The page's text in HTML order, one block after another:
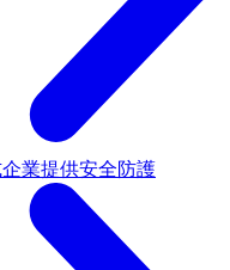
業提供安全防護